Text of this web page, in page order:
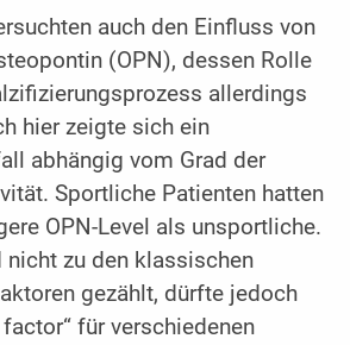
auch den Einfluss von
(OPN), dessen Rolle
allerdings
hier zeigte sich ein
abhängig vom Grad der
Sportliche Patienten hatten
OPN-Level als unsportliche.
zu den klassischen
gezählt, dürfte jedoch
für verschiedenen